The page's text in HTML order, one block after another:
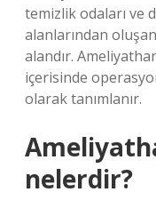
temizlik odaları ve
alanlarından
alandır.
içerisinde
olarak tanımlanır.
nelerdir?